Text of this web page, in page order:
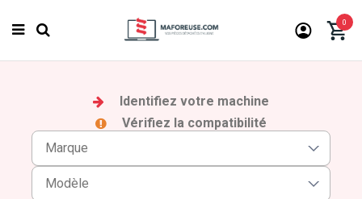
0
Identifiez votre machine
Vérifiez la compatibilité